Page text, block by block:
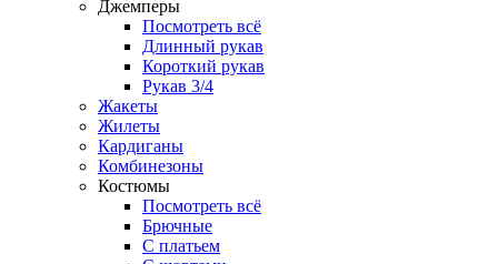
Джемперы
Посмотреть всё
Длинный рукав
Короткий рукав
Рукав 3/4
Жакеты
Жилеты
Кардиганы
Комбинезоны
Костюмы
Посмотреть всё
Брючные
С платьем